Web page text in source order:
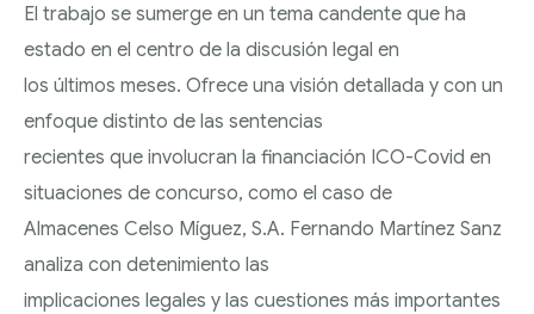
COLECTIVOS: ERE,
ERTE Y
TRAMITACIÓN DE
SEPARACIONES Y
DIVORCIOS
REGÍMENES
ECONÓMICOS
MATRIMONIALES
PROCEDIMIENTOS
ADMINISTRACIÓN
PÚBLICA Y
CONTENCIOSO
DERECHO BANCARIO
HIPOTECARIAS
El trabajo se sumerge en un tema candente que ha
estado en el centro de la discusión legal en
los últimos meses. Ofrece una visión detallada y con un
enfoque distinto de las sentencias
recientes que involucran la financiación ICO-Covid en
situaciones de concurso, como el caso de
Almacenes Celso Míguez, S.A. Fernando Martínez Sanz
analiza con detenimiento las
implicaciones legales y las cuestiones más importantes